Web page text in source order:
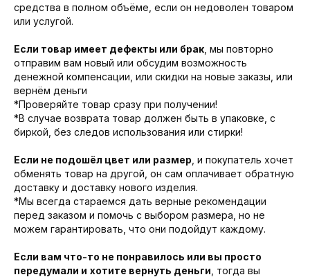
средства в полном объёме, если он недоволен товаром
или услугой.
Если товар имеет дефекты или брак , мы повторно
отправим вам новый или обсудим возможность
денежной компенсации, или скидки на новые заказы, или
вернём деньги
*Проверяйте товар сразу при получении!
*В случае возврата товар должен быть в упаковке, с
биркой, без следов использования или стирки!
Если не подошёл цвет или размер , и покупатель хочет
обменять товар на другой, он сам оплачивает обратную
доставку и доставку нового изделия.
*Мы всегда стараемся дать верные рекомендации
перед заказом и помочь с выбором размера, но не
можем гарантировать, что они подойдут каждому.
Если вам что-то не понравилось или вы просто
передумали и хотите вернуть деньги , тогда вы